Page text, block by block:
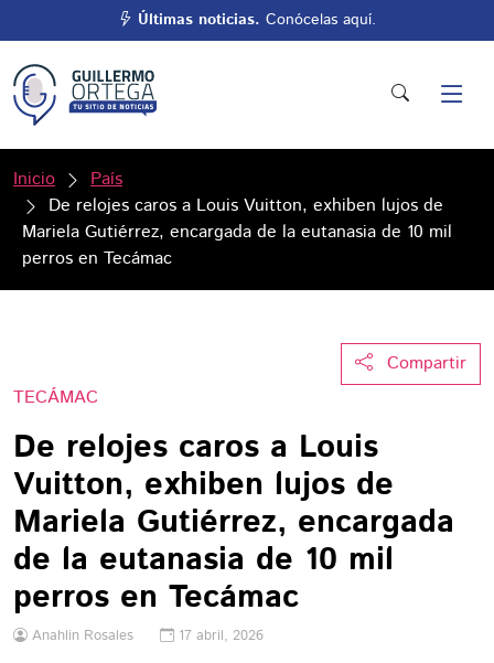
Últimas noticias. Conócelas aquí.
Inicio
País
De relojes caros a Louis Vuitton, exhiben lujos de
Mariela Gutiérrez, encargada de la eutanasia de 10 mil
perros en Tecámac
Compartir
TECÁMAC
De relojes caros a Louis
Vuitton, exhiben lujos de
Mariela Gutiérrez, encargada
de la eutanasia de 10 mil
perros en Tecámac
Anahlin Rosales 17 abril, 2026